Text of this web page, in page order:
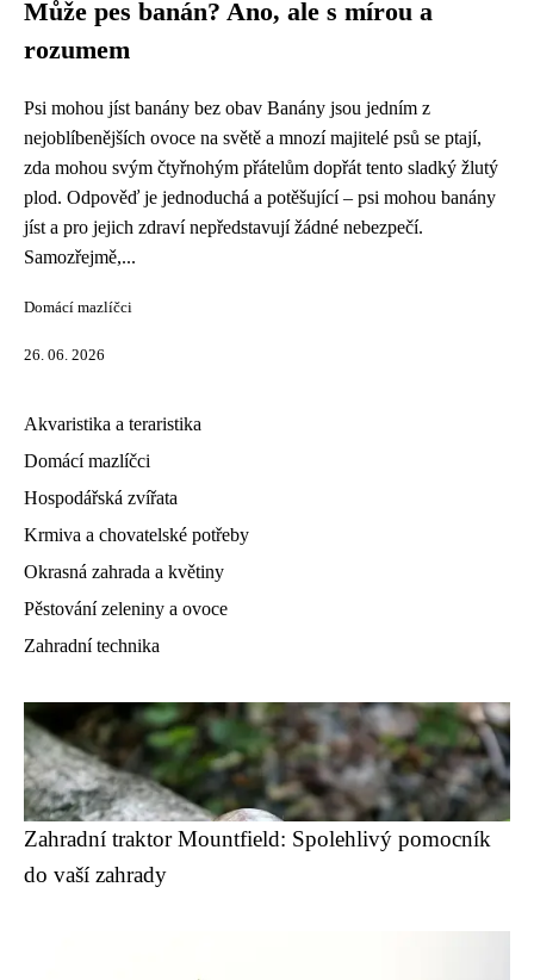
Může pes banán? Ano, ale s mírou a
rozumem
Psi mohou jíst banány bez obav Banány jsou jedním z
nejoblíbenějších ovoce na světě a mnozí majitelé psů se ptají,
zda mohou svým čtyřnohým přátelům dopřát tento sladký žlutý
plod. Odpověď je jednoduchá a potěšující – psi mohou banány
jíst a pro jejich zdraví nepředstavují žádné nebezpečí.
Samozřejmě,...
Domácí mazlíčci
26. 06. 2026
Akvaristika a teraristika
Domácí mazlíčci
Hospodářská zvířata
Krmiva a chovatelské potřeby
Okrasná zahrada a květiny
Pěstování zeleniny a ovoce
Zahradní technika
Zahradní traktor Mountfield: Spolehlivý pomocník
do vaší zahrady